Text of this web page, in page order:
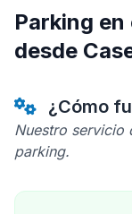
Parking
desde
¿Cómo
Nuestro servicio
parking.